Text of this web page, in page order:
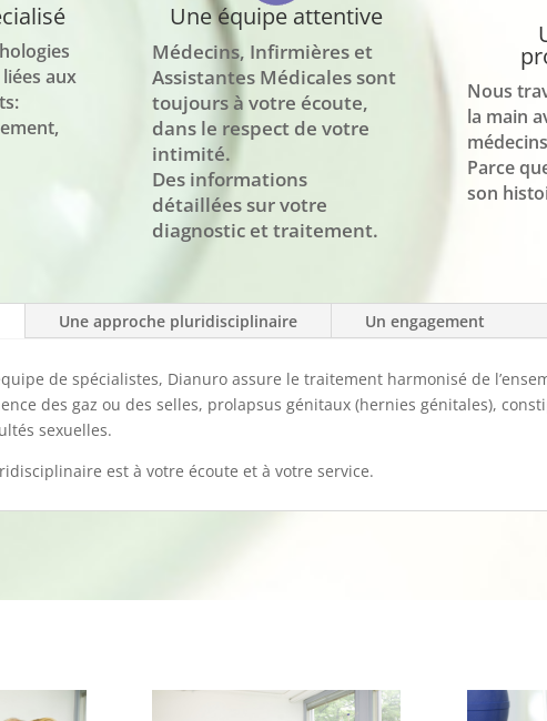
aux
Une équipe attentive
Médecins, Infirmières et
Assistantes Médicales sont
toujours à votre écoute,
dans le respect de votre
intimité.
Des informations
détaillées sur votre
diagnostic et traitement.
Nous
la main
Parce
son
Une approche pluridisciplinaire Un engagement
de spécialistes, Dianuro assure le traitement harmonisé de
des gaz ou des selles, prolapsus génitaux (hernies génitales),
sexuelles.
est à votre écoute et à votre service.